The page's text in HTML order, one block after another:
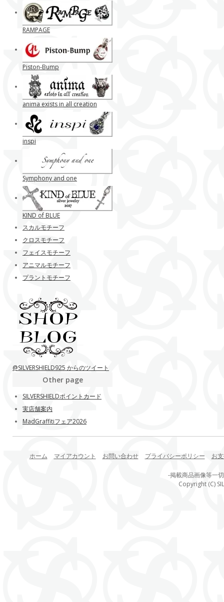
RAMPAGE
Piston-Bump
anima exists in all creation
inspi
Symphony and one
KIND of BLUE
スカルモチーフ
クロスモチーフ
フェイスモチーフ
アニマルモチーフ
プラントモチーフ
@SILVERSHIELD925 からのツイート
Other page
SILVERSHIELDポイントカード
実店舗案内
MadGraffitiフェア2026
ホーム マイアカウント お問い合わせ プライバシーポリシー お
-掲載商品画像等一
Copyright (C)